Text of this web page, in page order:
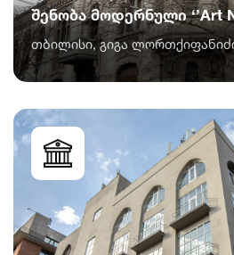
შენობა მოდერნული ‘’Art
თბილისი, გიგა